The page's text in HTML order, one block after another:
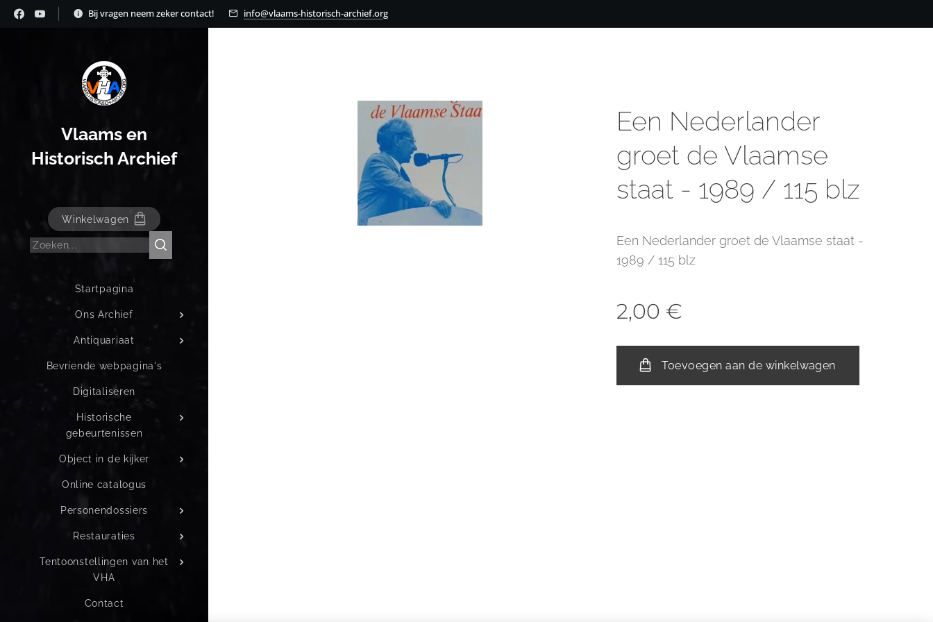
Bij vragen neem zeker contact! info@vlaams-historisch-archief.org
Vlaams en
Historisch Archief
Winkelwagen
Startpagina
Ons Archief
Antiquariaat
Bevriende webpagina's
Digitaliseren
Historische
gebeurtenissen
Object in de kijker
Online catalogus
Personendossiers
Restauraties
Tentoonstellingen van het
VHA
Contact
Een Nederlander
groet de Vlaamse
staat - 1989 / 115 blz
Een Nederlander groet de Vlaamse staat -
1989 / 115 blz
2,00 €
Toevoegen aan de winkelwagen